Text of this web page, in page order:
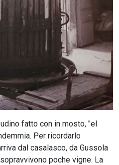
fatto con in mosto, "el
Per ricordarlo
dal casalasco, da Gussola
poche vigne. La